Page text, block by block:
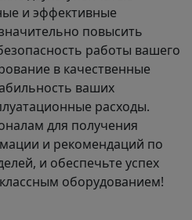
и эффективные
повысить
работы вашего
в качественные
ваших
расходы.
для получения
и рекомендаций по
и обеспечьте успех
оборудованием!